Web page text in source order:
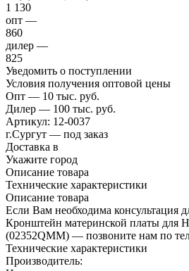
1 130
опт —
860
дилер —
825
Уведомить о поступлении
Условия получения оптовой цены
Опт — 10 тыс. руб.
Дилер — 100 тыс. руб.
Артикул: 12-0037
г.Сургут — под заказ
Доставка в
Укажите город
Описание товара
Технические характеристики
Описание товара
Если Вам необходима консультация
Кронштейн материнской платы для
(02352QMM) — позвоните нам по
Технические характеристики
Производитель: